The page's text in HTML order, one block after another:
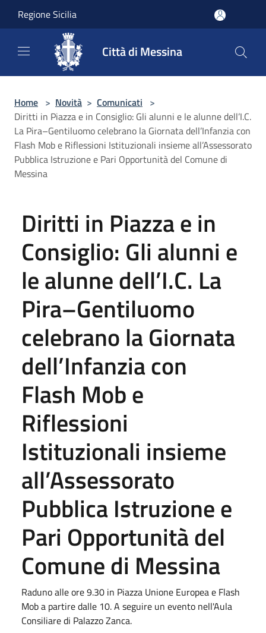
Regione Sicilia
Città di Messina
Home > Novità > Comunicati >
Diritti in Piazza e in Consiglio: Gli alunni e le alunne dell’I.C.
La Pira–Gentiluomo celebrano la Giornata dell’Infanzia con
Flash Mob e Riflessioni Istituzionali insieme all’Assessorato
Pubblica Istruzione e Pari Opportunità del Comune di
Messina
Diritti in Piazza e in
Consiglio: Gli alunni e
le alunne dell’I.C. La
Pira–Gentiluomo
celebrano la Giornata
dell’Infanzia con
Flash Mob e
Riflessioni
Istituzionali insieme
all’Assessorato
Pubblica Istruzione e
Pari Opportunità del
Comune di Messina
Raduno alle ore 9.30 in Piazza Unione Europea e Flash
Mob a partire dalle 10. A seguire un evento nell'Aula
Consiliare di Palazzo Zanca.